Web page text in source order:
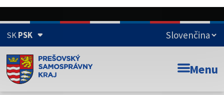
SKPSK
Doména psk.sk je oficiálna
Toto je oficiálna webová stránka Prešovského
Menu